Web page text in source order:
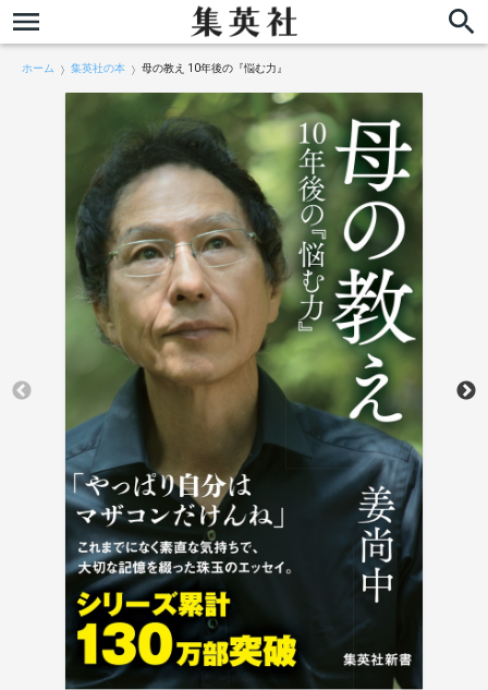
ホーム 集英社の本 母の教え 10年後の『悩む力』